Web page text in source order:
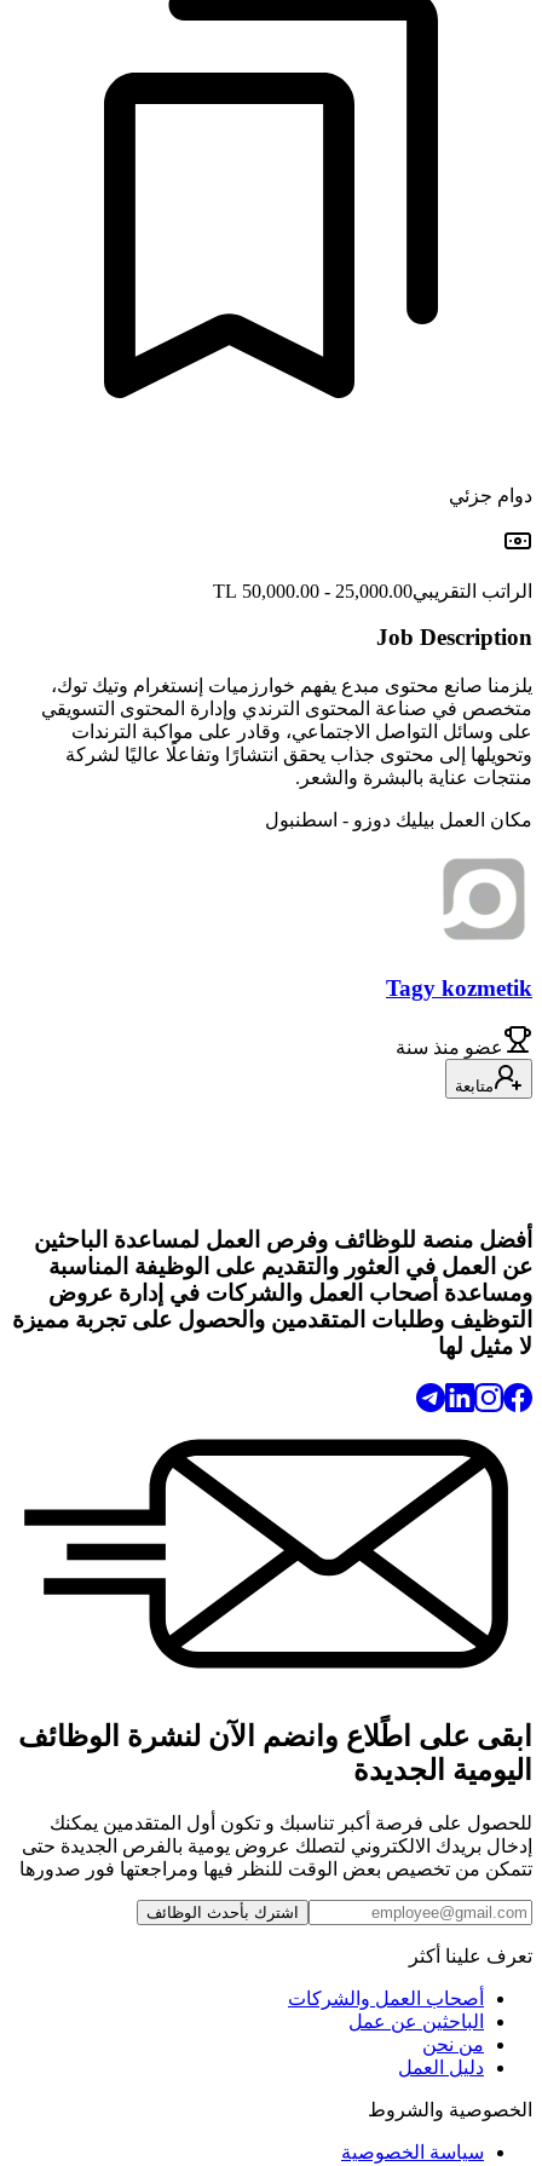
دوام جزئي
الراتب التقريبي25,000.00 - 50,000.00 TL
Job Description
يلزمنا صانع محتوى مبدع يفهم خوارزميات إنستغرام وتيك توك،
متخصص في صناعة المحتوى الترندي وإدارة المحتوى التسويقي
على وسائل التواصل الاجتماعي، وقادر على مواكبة الترندات
وتحويلها إلى محتوى جذاب يحقق انتشارًا وتفاعلًا عاليًا لشركة
منتجات عناية بالبشرة والشعر.
مكان العمل بيليك دوزو - اسطنبول
Tagy kozmetik
عضو منذ سنة
متابعة
أفضل منصة للوظائف وفرص العمل لمساعدة الباحثين
عن العمل في العثور والتقديم على الوظيفة المناسبة
ومساعدة أصحاب العمل والشركات في إدارة عروض
التوظيف وطلبات المتقدمين والحصول على تجربة مميزة
لا مثيل لها
ابقى على اطًلاع وانضم الآن لنشرة الوظائف
اليومية الجديدة
للحصول على فرصة أكبر تناسبك و تكون أول المتقدمين يمكنك
إدخال بريدك الالكتروني لتصلك عروض يومية بالفرص الجديدة حتى
تتمكن من تخصيص بعض الوقت للنظر فيها ومراجعتها فور صدورها
اشترك بأحدث الوظائف
تعرف علينا أكثر
أصحاب العمل والشركات
الباحثين عن عمل
من نحن
دليل العمل
الخصوصية والشروط
سياسة الخصوصية